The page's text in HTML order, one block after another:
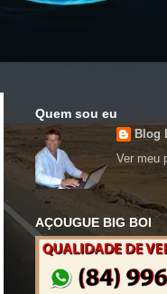
Quem sou eu
Blog
Ver meu
AÇOUGUE BIG BOI